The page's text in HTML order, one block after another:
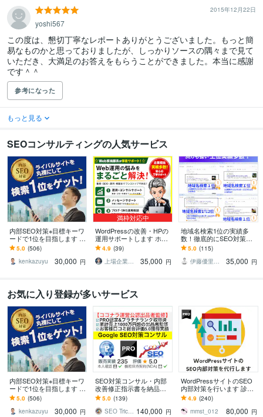
2015年12月22日
yoshi567
この度は、懇切丁寧なレポートありがとうございました。もっと簡
易なものかと思っておりましたが、しっかりソースの隅々まで見て
いただき、大満足のお答えをもらうことができました。本当に感謝
です＾＾
参考になった
もっと見る
SEOコンサルティングの人気サービス
内部SEO対策※目標キーワ
ードで1位を目指します P
RO認定・評価4.9｜ライ
バル分析で上位表示の改
善策を提案
5.0 (506)
kenkazuyu
30,000 円
満枠対応中
WordPressの改善・HPの
運用サポートします ホー
ムページのコンサル・SE
O対策・分析まで1ヶ月サ
ポート
4.9 (39)
上場企業の総務部長（Web担当部長兼務）
35,000 円
地域名検索1位の実績多
数！徹底的にSEO対策し
ます 高評価継続中！ご購
入前のSEO診断ご利用下
さい！
5.0 (115)
伊藤優里＠SEOに強いWEBサイト制作
35,000 円
お気に入り登録が多いサービス
内部SEO対策※目標キーワ
ードで1位を目指します P
RO認定・評価4.9｜ライ
バル分析で上位表示の改
善策を提案
5.0 (506)
kenkazuyu
30,000 円
SEO対策コンサル・内部
改善修正指示書を納品し
ます ココナラ認定!「プラ
チナランク」の検索エン
ジン最適化サービス
5.0 (139)
SEO Trick Rater 140,000 円
WordPressサイトのSEO
内部対策を行います 診断
だけでなく実作業込！順
位・アクセスアップに繋
げる施策です
4.9 (240)
mmst_012
80,000 円